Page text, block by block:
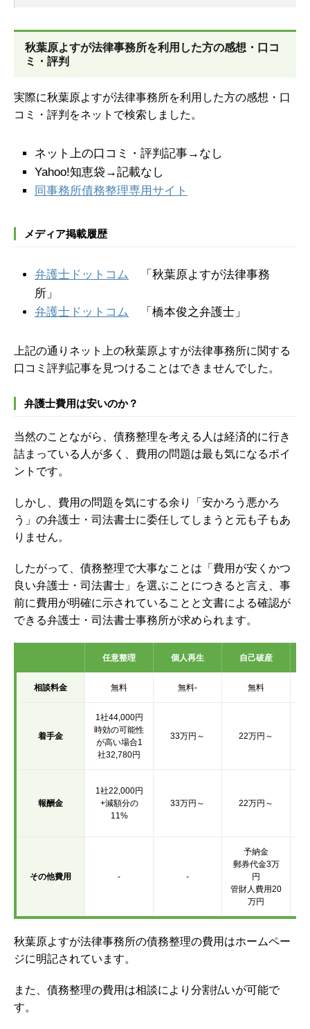
秋葉原よすが法律事務所を利用した方の感想・口コ
ミ・評判
実際に秋葉原よすが法律事務所を利用した方の感想・口
コミ・評判をネットで検索しました。
ネット上の口コミ・評判記事→なし
Yahoo!知恵袋→記載なし
同事務所債務整理専用サイト
メディア掲載履歴
弁護士ドットコム 「秋葉原よすが法律事務
所」
弁護士ドットコム 「橋本俊之弁護士」
上記の通りネット上の秋葉原よすが法律事務所に関する
口コミ評判記事を見つけることはできませんでした。
弁護士費用は安いのか？
当然のことながら、債務整理を考える人は経済的に行き
詰まっている人が多く、費用の問題は最も気になるポイ
ントです。
しかし、費用の問題を気にする余り「安かろう悪かろ
う」の弁護士・司法書士に委任してしまうと元も子もあ
りません。
したがって、債務整理で大事なことは「費用が安くかつ
良い弁護士・司法書士」を選ぶことにつきると言え、事
前に費用が明確に示されていることと文書による確認が
できる弁護士・司法書士事務所が求められます。
任意整理 個人再生 自己破産
相談料金 無料 無料- 無料
着手金
1社44,000円
時効の可能性
が高い場合1
社32,780円
33万円～ 22万円～
報酬金
1社22,000円
+減額分の
11%
33万円～ 22万円～
その他費用 - -
予納金
郵券代金3万
円
管財人費用20
万円
秋葉原よすが法律事務所の債務整理の費用はホームペー
ジに明記されています。
また、債務整理の費用は相談により分割払いが可能で
す。